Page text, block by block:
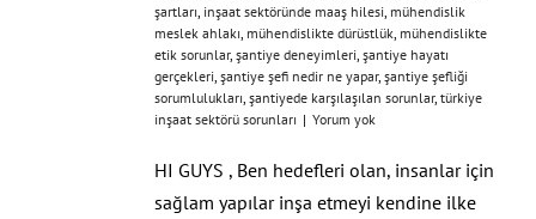
şartları inşaat sektöründe maaş hilesi mühendislik
meslek ahlakı mühendislikte dürüstlük mühendislikte
etik sorunlar, şantiye deneyimleri şantiye hayatı
gerçekleri şantiye şefi nedir ne yapar, şantiye şefliği
sorumlulukları şantiyede karşılaşılan sorunlar, türkiye
inşaat sektörü sorunları | Yorum yok
HI GUYS , Ben hedefleri olan, insanlar için
sağlam yapılar inşa etmeyi kendine ilke